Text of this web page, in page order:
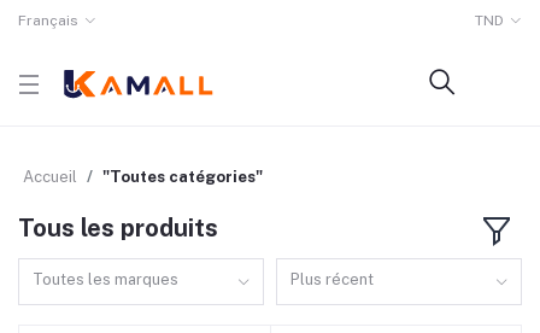
Français TND
Accueil "Toutes catégories"
Tous les produits
Toutes les marques Plus récent